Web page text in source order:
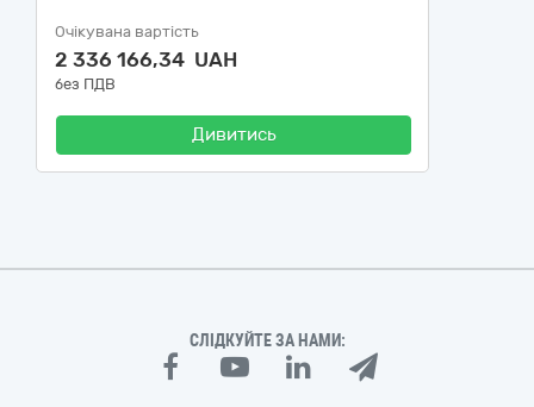
Очікувана вартість
2 336 166,34 UAH
без ПДВ
Дивитись
СЛІДКУЙТЕ ЗА НАМИ: